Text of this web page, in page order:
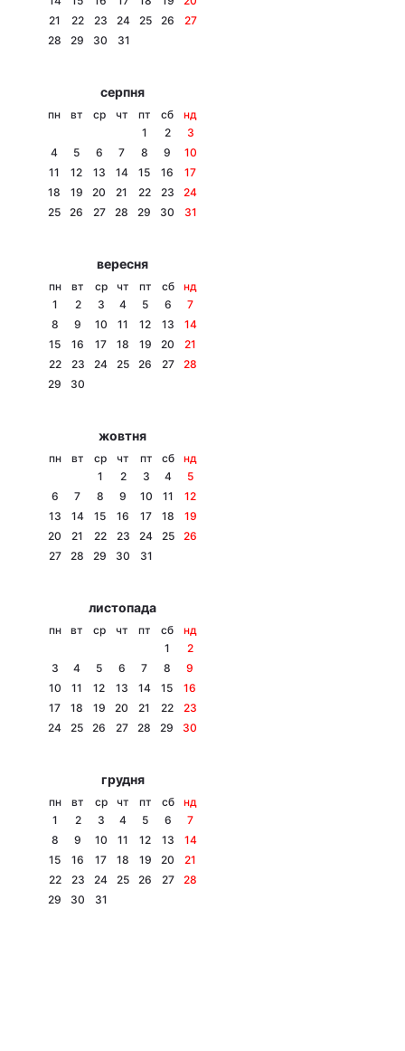
Архів
Тема оформлення
21
22 23 24 25 26
27
28
29 30 31
серпня
пн вт ср чт пт сб
нд
1
2
3
4
5 6 7 8 9
10
11
12 13 14 15 16
17
18
19 20 21 22 23
24
25
26 27 28 29 30 31
вересня
пн вт ср чт пт сб
нд
1
2 3 4 5 6
7
8
9 10 11 12 13
14
15
16 17 18 19 20
21
22
23 24 25 26 27
28
29
30
жовтня
пн вт ср чт пт сб
нд
1
2 3 4
5
6
7 8 9 10 11
12
13
14 15 16 17 18
19
20
21 22 23 24 25
26
27
28 29 30 31
листопада
пн вт ср чт пт сб
нд
1
2
3
4 5 6 7 8
9
10
11 12 13 14 15
16
17
18 19 20 21 22
23
24
25 26 27 28 29 30
грудня
пн вт ср чт пт сб
нд
1
2 3 4 5 6
7
8
9 10 11 12 13
14
15
16 17 18 19 20
21
22
23 24 25 26 27
28
29
30 31